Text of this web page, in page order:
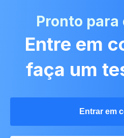
Pronto para
Entre em
faça um
Entrar em